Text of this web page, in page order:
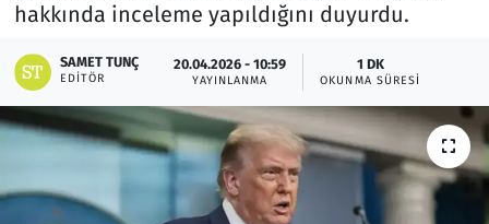
hakkında inceleme yapıldığını duyurdu.
SAMET TUNÇ
EDITÖR
20.04.2026 - 10:59
YAYINLANMA
1 DK
OKUNMA SÜRESI
Oyun
Ramazan
Resmi İlanlar
Rüya Tabirleri